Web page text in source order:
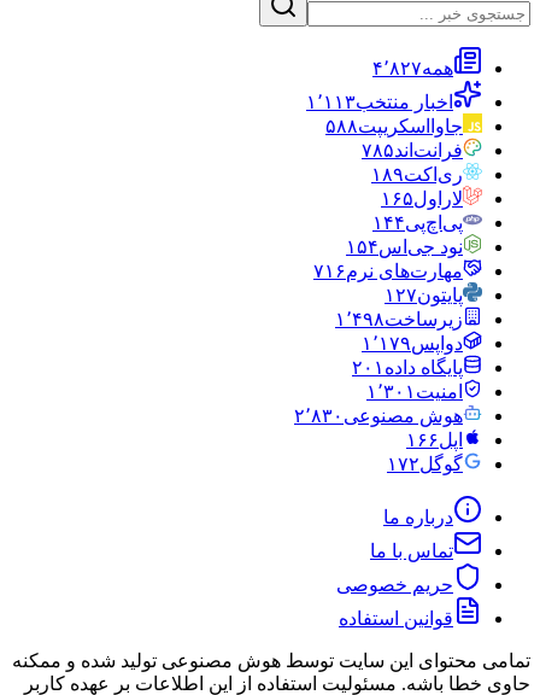
همه۴٬۸۲۷
اخبار منتخب۱٬۱۱۳
جاوااسکریپت۵۸۸
فرانت‌اند۷۸۵
ری‌اکت۱۸۹
لاراول۱۶۵
پی‌اچ‌پی۱۴۴
نود جی‌اس۱۵۴
مهارت‌های نرم۷۱۶
پایتون۱۲۷
زیرساخت۱٬۴۹۸
دواپس۱٬۱۷۹
پایگاه داده ۲۰۱
امنیت ۱٬۳۰۱
هوش مصنوعی ۲٬۸۳۰
اپل۱۶۶
گوگل۱۷۲
درباره ما
تماس با ما
حریم خصوصی
قوانین استفاده
تمامی محتوای این سایت توسط هوش مصنوعی تولید شده و ممکنه
حاوی خطا باشه. مسئولیت استفاده از این اطلاعات بر عهده کاربر